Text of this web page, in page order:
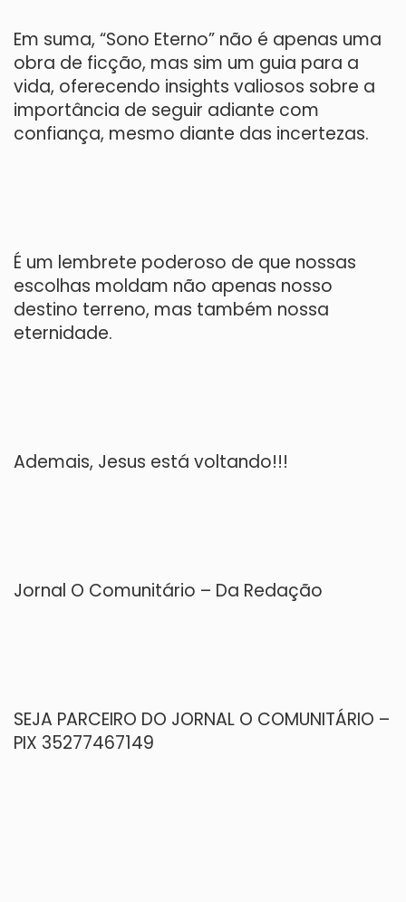
Em suma, “Sono Eterno” não é apenas uma
obra de ficção, mas sim um guia para a
vida, oferecendo insights valiosos sobre a
importância de seguir adiante com
confiança, mesmo diante das incertezas.
É um lembrete poderoso de que nossas
escolhas moldam não apenas nosso
destino terreno, mas também nossa
eternidade.
Ademais, Jesus está voltando!!!
Jornal O Comunitário – Da Redação
SEJA PARCEIRO DO JORNAL O COMUNITÁRIO –
PIX 35277467149